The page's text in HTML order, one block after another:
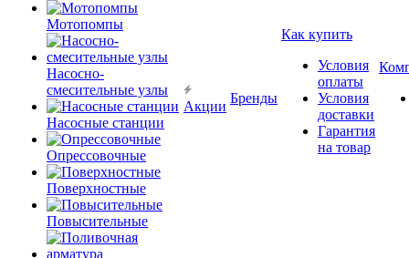
Мотопомпы
Насосно-
смесительные узлы
Насосные станции
Опрессовочные
Поверхностные
Повысительные
Акции
Бренды
Как купить
Условия
оплаты
Условия
доставки
Гарантия
на товар